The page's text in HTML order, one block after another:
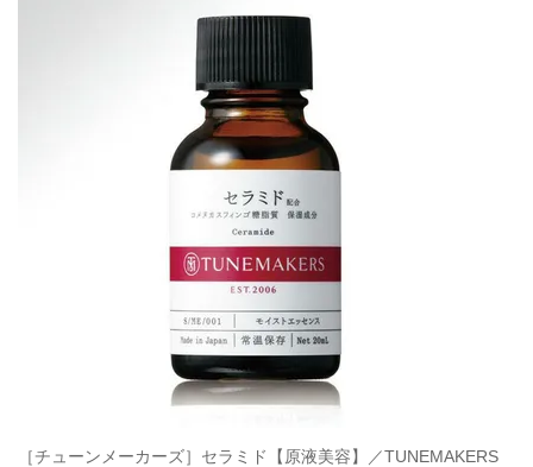
［チューンメーカーズ］セラミド【原液美容】／TUNEMAKERS